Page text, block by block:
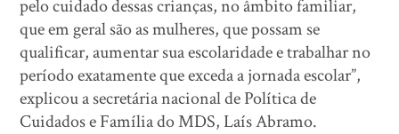
pelo cuidado dessas crianças, no âmbito familiar,
que em geral são as mulheres, que possam se
qualificar, aumentar sua escolaridade e trabalhar no
período exatamente que exceda a jornada escolar”,
explicou a secretária nacional de Política de
Cuidados e Família do MDS, Laís Abramo.